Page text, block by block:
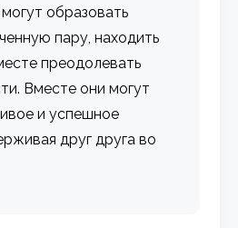
образовать
пару, находить
преодолевать
Вместе они могут
и успешное
друг друга во